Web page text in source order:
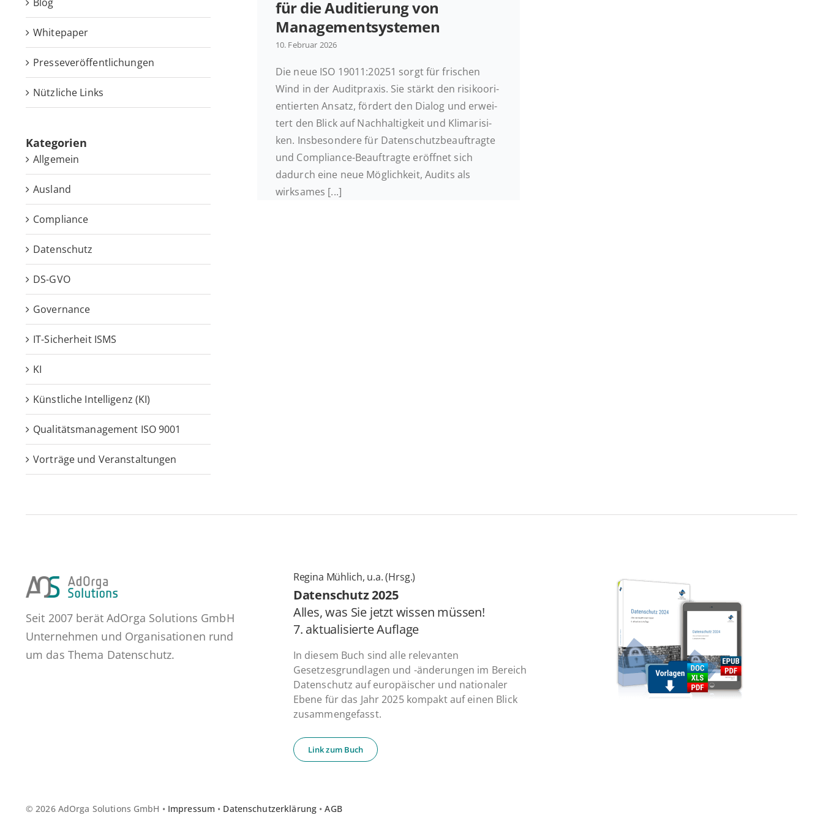
für die Au­di­tie­rung von
Managementsystemen
10. Februar 2026
Die neue ISO 19011:20251 sorgt für fri­schen
Wind in der Au­dit­pra­xis. Sie stärkt den ri­si­ko­ori­
en­tier­ten Ansatz, fördert den Dialog und er­wei­
tert den Blick auf Nach­hal­tig­keit und Kli­ma­ri­si­
ken. Ins­be­son­de­re für Datenschutz­beauftragte
und Com­pli­ance-Be­auf­trag­te er­öff­net sich
dadurch eine neue Mög­lich­keit, Audits als
wirksames [...]
White­pa­per
Pres­se­ver­öf­fent­li­chun­gen
Nütz­li­che Links
Ka­te­go­rien
Allgemein
Ausland
Compliance
Datenschutz
DS-GVO
Governance
IT-Sicherheit ISMS
KI
Künstliche Intelligenz (KI)
Qualitätsmanagement ISO 9001
Vorträge und Veranstaltungen
Seit 2007 berät AdOrga Solutions GmbH
Unternehmen und Organisationen rund
um das Thema Datenschutz.
Regina Mühlich, u.a. (Hrsg.)
Daten­schutz 2025
Alles, was Sie jetzt wissen müssen!
7. ak­tua­li­sier­te Auflage
In diesem Buch sind alle relevanten
Gesetzesgrundlagen und -änderungen im Bereich
Datenschutz auf europäischer und nationaler
Ebene für das Jahr 2025 kompakt auf einen Blick
zusammengefasst.
Link zum Buch
© 2026 AdOrga Solutions GmbH • Impressum • Datenschutzerklärung •AGB